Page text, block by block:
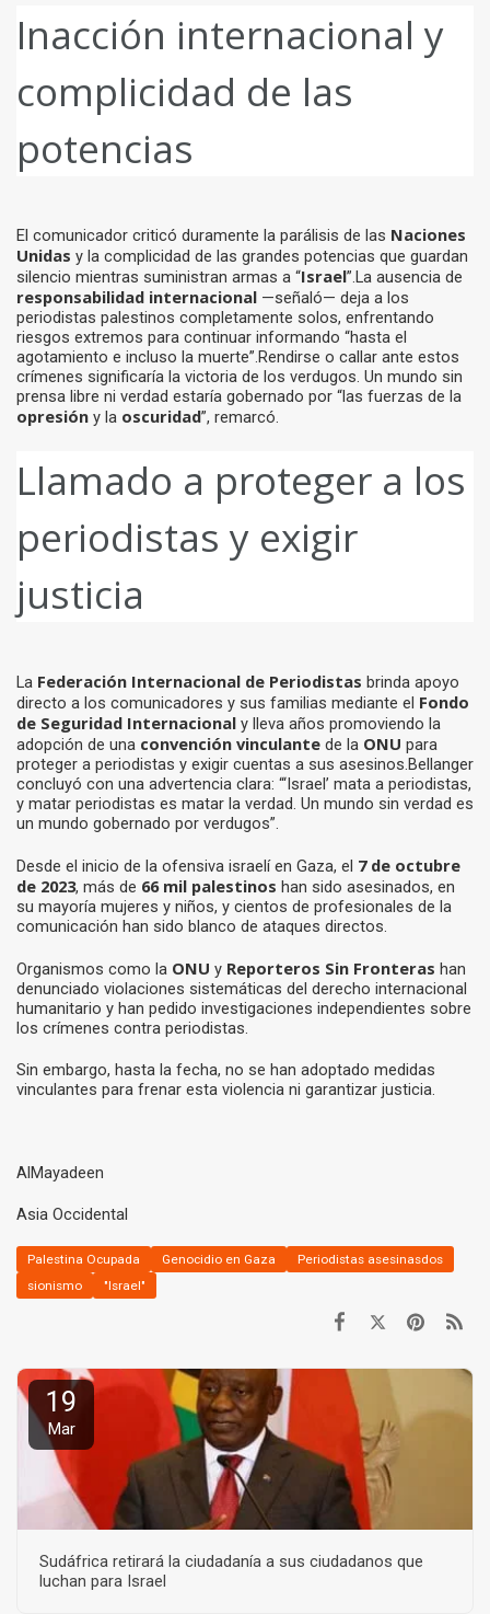
Inacción internacional y
complicidad de las
potencias
El comunicador criticó duramente la parálisis de las Naciones
Unidas y la complicidad de las grandes potencias que guardan
silencio mientras suministran armas a “Israel”.La ausencia de
responsabilidad internacional —señaló— deja a los
periodistas palestinos completamente solos, enfrentando
riesgos extremos para continuar informando “hasta el
agotamiento e incluso la muerte”.Rendirse o callar ante estos
crímenes significaría la victoria de los verdugos. Un mundo sin
prensa libre ni verdad estaría gobernado por “las fuerzas de la
opresión y la oscuridad”, remarcó.
Llamado a proteger a los
periodistas y exigir
justicia
La Federación Internacional de Periodistas brinda apoyo
directo a los comunicadores y sus familias mediante el Fondo
de Seguridad Internacional y lleva años promoviendo la
adopción de una convención vinculante de la ONU para
proteger a periodistas y exigir cuentas a sus asesinos.Bellanger
concluyó con una advertencia clara: “‘Israel’ mata a periodistas,
y matar periodistas es matar la verdad. Un mundo sin verdad es
un mundo gobernado por verdugos”.
Desde el inicio de la ofensiva israelí en Gaza, el 7 de octubre
de 2023, más de 66 mil palestinos han sido asesinados, en
su mayoría mujeres y niños, y cientos de profesionales de la
comunicación han sido blanco de ataques directos.
Organismos como la ONU y Reporteros Sin Fronteras han
denunciado violaciones sistemáticas del derecho internacional
humanitario y han pedido investigaciones independientes sobre
los crímenes contra periodistas.
Sin embargo, hasta la fecha, no se han adoptado medidas
vinculantes para frenar esta violencia ni garantizar justicia.
AlMayadeen
Asia Occidental
Palestina Ocupada Genocidio en Gaza
Periodistas asesinasdos
sionismo
"Israel"
19
Mar
Sudáfrica retirará la ciudadanía a sus ciudadanos que
luchan para Israel